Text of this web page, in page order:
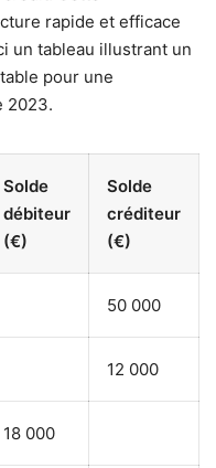
rapide et efficace
un tableau illustrant un
pour une
2023.
Solde
débiteur
(€)
Solde
créditeur
(€)
50 000
12 000
18 000